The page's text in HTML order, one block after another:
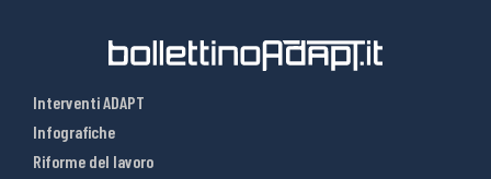
Interventi ADAPT
Infografiche
Riforme del lavoro